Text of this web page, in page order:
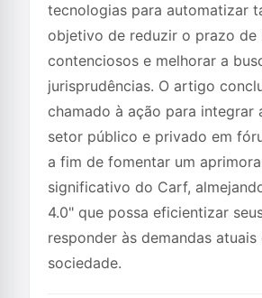
tecnologias para automatizar
objetivo de reduzir o prazo de
contenciosos e melhorar a
jurisprudências. O artigo
chamado à ação para integrar
setor público e privado em
a fim de fomentar um
significativo do Carf,
4.0" que possa eficientizar
responder às demandas atuais
sociedade.